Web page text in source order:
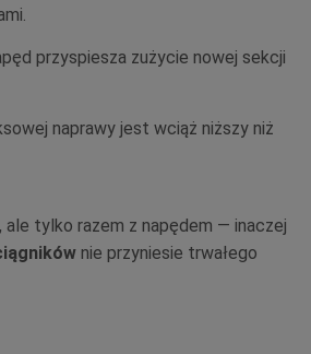
przyspiesza zużycie nowej sekcji
naprawy jest wciąż niższy niż
ale tylko razem z napędem — inaczej
nie przyniesie trwałego